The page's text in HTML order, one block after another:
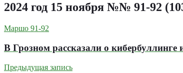
2024 год 15 ноября №№ 91-92
Маршо 91-92
В Грозном рассказали о кибербуллинге
Предыдущая запись